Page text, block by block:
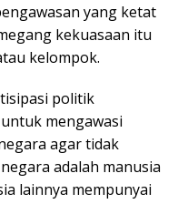
yang ketat
kekuasaan itu
kelompok.
politik
mengawasi
agar tidak
adalah manusia
lainnya mempunyai